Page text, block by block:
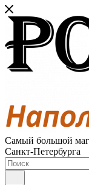
Самый большой
Санкт-Петербурга